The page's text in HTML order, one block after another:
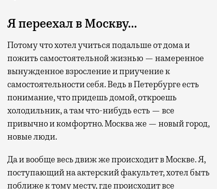
Я переехал в Москву…
Потому что хотел учиться подальше от дома и
пожить самостоятельной жизнью — намеренное
вынужденное взросление и приучение к
самостоятельности себя. Ведь в Петербурге есть
понимание, что придешь домой, откроешь
холодильник, а там что-нибудь есть — все
привычно и комфортно. Москва же — новый город,
новые люди.
Да и вообще весь движ же происходит в Москве. Я,
поступающий на актерский факультет, хотел быть
поближе к тому месту, где происходит все